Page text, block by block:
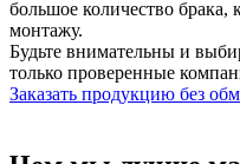
большое количество брака,
монтажу.
Будьте внимательны и
только проверенные
Заказать продукцию без